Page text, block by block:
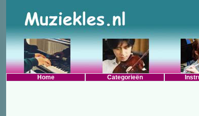
Home Categorieën